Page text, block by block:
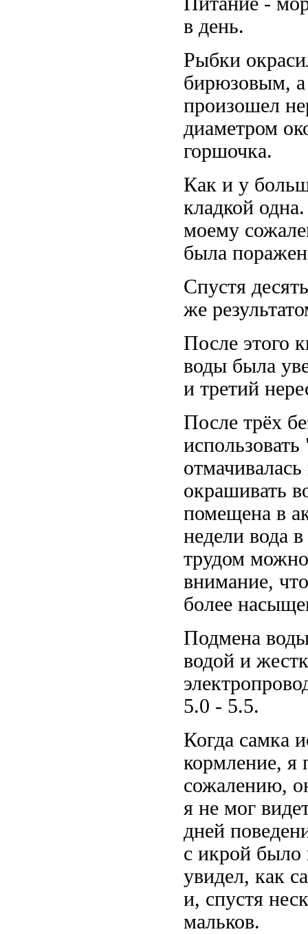
в день.
Рыбки
бирюзовым,
произошел
диаметром
горшочка.
Как и у
кладкой
моему
была
Спустя
же
После этого
воды была
и третий
После трёх
окрашивать
помещена в
недели вода
трудом
внимание,
более
Подмена воды
водой и
5.0 - 5.5.
Когда самка
кормление, я
сожалению,
я не мог
дней
с икрой было
увидел, как
и, спустя
мальков.